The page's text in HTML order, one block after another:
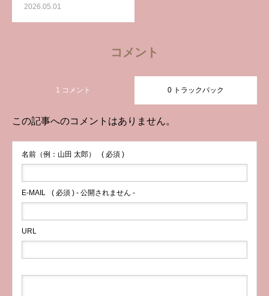
2026.05.01
コメント
1 コメント 0 トラックバック
この記事へのコメントはありません。
名前（例：山田 太郎） ( 必須 )
E-MAIL ( 必須 ) - 公開されません -
URL